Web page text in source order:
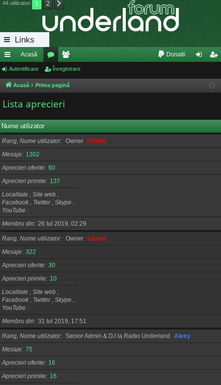
Links
eg
ăt
uri
pi
de
Acasă
or
u
m
e
m
bri
Donatii
eg
Autentificare Înregistrare
Acasă Prima pagină
Lista aprecieri
44 utilizatori 1 2
Nume utilizator
Rang, Nume utilizator Owner [Altfel]
Mesaje
1302
Aprecieri oferite 60
Aprecieri primite
137
Localitate , Site web ,
Facebook , Twitter , Skype ,
YouTube
Membru din
26 Iul 2019, 02:29
Rang, Nume utilizator Owner Lampa
Mesaje 322
Aprecieri oferite 30
Aprecieri primite
10
Localitate , Site web ,
Facebook , Twitter , Skype ,
YouTube
Membru din
31 Iul 2019, 17:51
Rang, Nume utilizator Senior Admin & DJ la Radio Underland
Alexy
Mesaje 75
Aprecieri oferite
16
Aprecieri primite
16